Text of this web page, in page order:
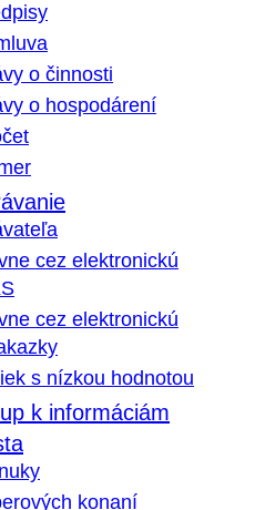
o činnosti
o hospodárení
cez elektronickú
cez elektronickú
s nízkou hodnotou
k informáciám
konaní